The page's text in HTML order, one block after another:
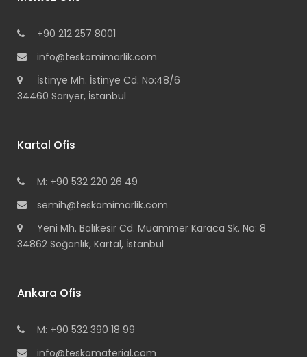
+90 212 257 8001
info@teskamimarlik.com
İstinye Mh. İstinye Cd. No:48/6
34460 Sarıyer, İstanbul
Kartal Ofis
M: +90 532 220 26 49
semih@teskamimarlik.com
Yeni Mh. Balıkesir Cd. Muammer Karaca Sk. No: 8
34862 Soğanlık, Kartal, İstanbul
Ankara Ofis
M: +90 532 390 18 99
info@teskamaterial.com